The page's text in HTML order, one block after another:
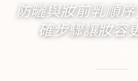
防曬與妝前乳順
確步驟讓妝容